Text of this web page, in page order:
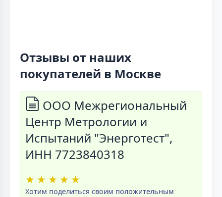
Отзывы от наших
покупателей в Москве
ООО Межрегиональный
Центр Метрологии и
Испытаний "Энерготест",
ИНН 7723840318
★ ★ ★ ★ ★
Хотим поделиться своим положительным